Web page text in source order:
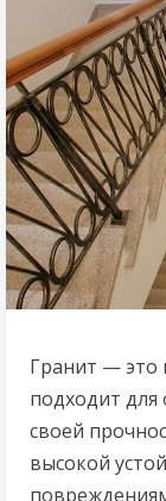
Гранит — это
подходит для
своей
высокой